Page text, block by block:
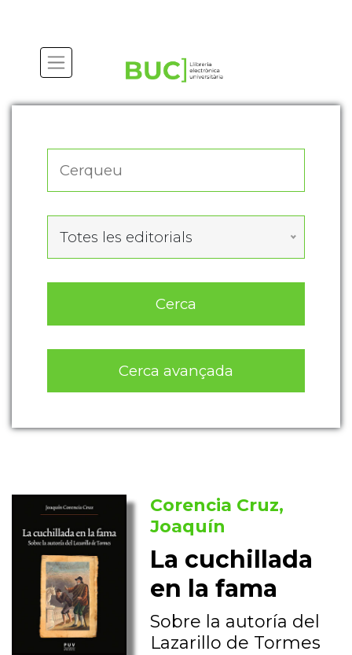
Totes les editorials
Cerca
Cerca avançada
Corencia Cruz,
Joaquín
La cuchillada
en la fama
Sobre la autoría del
Lazarillo de Tormes